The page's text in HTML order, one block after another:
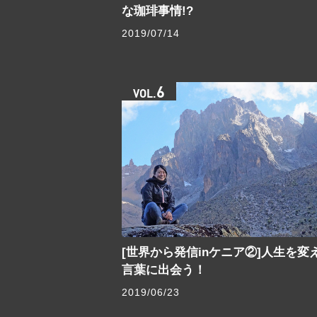
な珈琲事情!?
2019/07/14
VOL.6
[世界から発信inケニア②]人生を変
言葉に出会う！
2019/06/23